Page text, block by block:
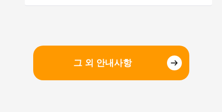
현지에서 eSIM만 전환하는 방법을 추천해 드립니다.
그 외 안내사항